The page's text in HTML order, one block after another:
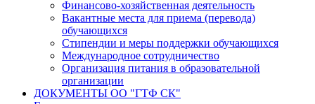
Финансово-хозяйственная деятельность
Вакантные места для приема (перевода)
обучающихся
Стипендии и меры поддержки обучающихся
Международное сотрудничество
Организация питания в образовательной
организации
ДОКУМЕНТЫ ОО "ГТФ СК"